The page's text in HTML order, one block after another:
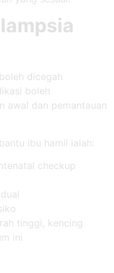
dicegah
boleh
awal dan pemantauan
ibu hamil ialah:
checkup
tinggi, kencing
ini